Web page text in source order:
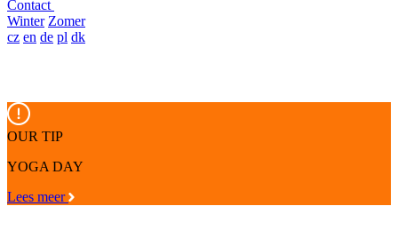
Contact
Winter Zomer
cz en de pl dk
OUR TIP
YOGA DAY
Lees meer